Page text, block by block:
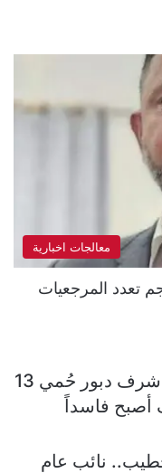
معالجات اخبارية
تعدد المرجعيات
قيادي فتحاوي: أشرف دبور حُمي 13
أصبح فاسداً
نائب عام